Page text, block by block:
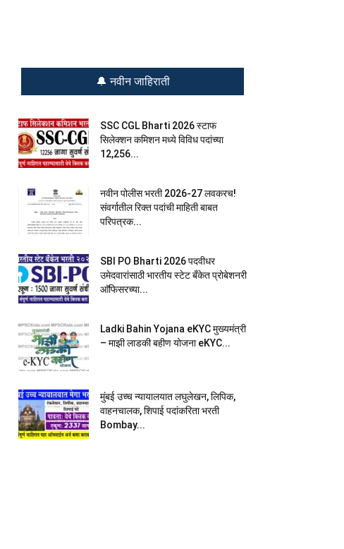
🔔 नवीन जाहिराती
SSC CGL Bharti 2026 स्टाफ
सिलेक्शन कमिशन मध्ये विविध पदांच्या
12,256...
नवीन पोलीस भरती 2026-27 लवकरच!
संवर्गातील रिक्त पदांची माहिती बाबत
परिपत्रक...
SBI PO Bharti 2026 पदवीधर
उमेदवारांसाठी भारतीय स्टेट बँकेत प्रोबेशनरी
आ‍ॅफिसरच्या...
Ladki Bahin Yojana eKYC मुख्यमंत्री
– माझी लाडकी बहीण योजना eKYC...
मुंबई उच्च न्यायालयात लघुलेखन, लिपिक,
वाहनचालक, शिपाई पदांकरिता भरती
Bombay...